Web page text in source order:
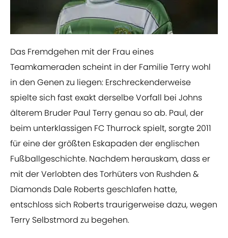
​Das Fremdgehen mit der Frau eines
Teamkameraden scheint in der Familie Terry wohl
in den Genen zu liegen: Erschreckenderweise
spielte sich fast exakt derselbe Vorfall bei Johns
älterem Bruder Paul Terry genau so ab. Paul, der
beim unterklassigen FC Thurrock spielt, sorgte 2011
für eine der größten Eskapaden der englischen
Fußballgeschichte. Nachdem herauskam, dass er
mit der Verlobten des Torhüters von Rushden &
Diamonds Dale Roberts geschlafen hatte,
entschloss sich Roberts traurigerweise dazu, wegen
Terry Selbstmord zu begehen.